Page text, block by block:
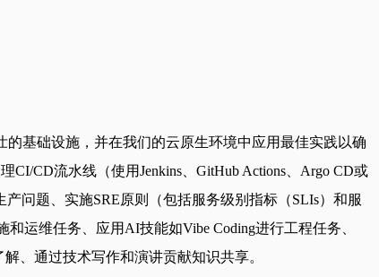
的基础设施，并在我们的云原生环境中应用最佳实践以确
CI/CD流水线（使用Jenkins、GitHub Actions、Argo CD或
产问题、实施SRE原则（包括服务级别指标（SLIs）和服
运维任务、应用AI技能如Vibe Coding进行工程任务、
、通过技术写作和演讲贡献知识共享。